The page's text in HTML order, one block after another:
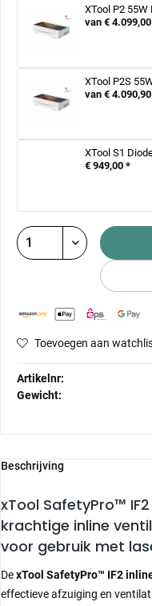
XTool P2
van €
XTool P2S
van €
XTool S1
€ 949,00 *
Toevoegen aan
Artikelnr:
Gewicht:
Beschrijving
xTool SafetyPro™
krachtige inline
voor gebruik met
DexTool SafetyPro™ IF2
effectieve afzuiging en